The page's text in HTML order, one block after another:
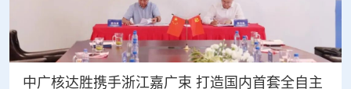
中广核达胜携手浙江嘉广束 打造国内首套全自主